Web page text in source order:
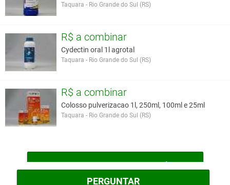
PERGUNTAR
Taquara - Rio Grande do Sul (RS)
R$ a combinar
Cydectin oral 1l agrotal
Taquara - Rio Grande do Sul (RS)
R$ a combinar
Colosso pulverizacao 1l, 250ml, 100ml e 25ml
Taquara - Rio Grande do Sul (RS)